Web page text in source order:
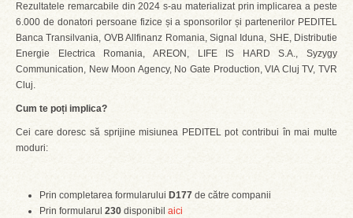
Rezultatele remarcabile din 2024 s-au materializat prin implicarea a peste
6.000 de donatori persoane fizice și a sponsorilor și partenerilor PEDITEL
Banca Transilvania, OVB Allfinanz Romania, Signal Iduna, SHE, Distributie
Energie Electrica Romania, AREON, LIFE IS HARD S.A., Syzygy
Communication, New Moon Agency, No Gate Production, VIA Cluj TV, TVR
Cluj.
Cum te poți implica?
Cei care doresc să sprijine misiunea PEDITEL pot contribui în mai multe
moduri:
Prin completarea formularului D177 de către companii
Prin formularul 230 disponibil aici